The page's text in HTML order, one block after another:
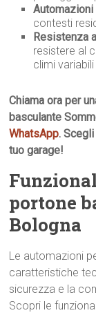
contesti
Resistenza
resistere al
climi
Chiama ora per
basculante
WhatsApp.
tuo garage!
portone
Bologna
Le automazioni
caratteristiche
sicurezza e la
Scopri le